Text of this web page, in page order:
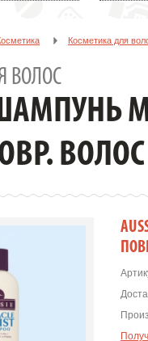
Косметика для
ВОЛОС
ШАМПУНЬ